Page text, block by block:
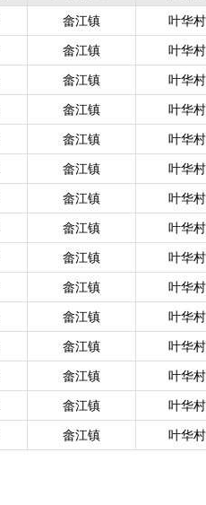
| 学前教育资助 | 建档立卡
| 城乡居民保险养老金 | 农
| 重度残疾人护理补贴（2013
南粤扶残助学工程（高等
重度残疾人、精神和智力
城乡居民医保大病保险 |
城乡居民医保大病保险（
省级生态公益林效益补偿专
畲江镇 叶华
畲江镇 叶华
畲江镇 叶华
畲江镇 叶华
畲江镇 叶华
畲江镇 叶华
畲江镇 叶华
畲江镇 叶华
畲江镇 叶华
畲江镇 叶华
畲江镇 叶华
畲江镇 叶华
畲江镇 叶华
畲江镇 叶华
畲江镇 叶华